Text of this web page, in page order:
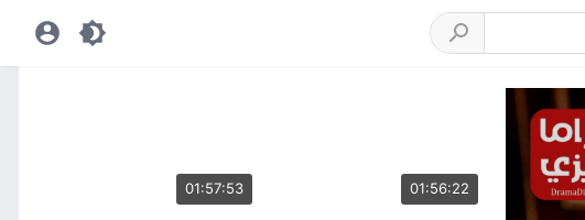
01:56:22
01:57:53